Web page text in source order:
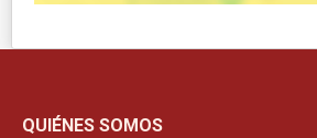
QUIÉNES SOMOS